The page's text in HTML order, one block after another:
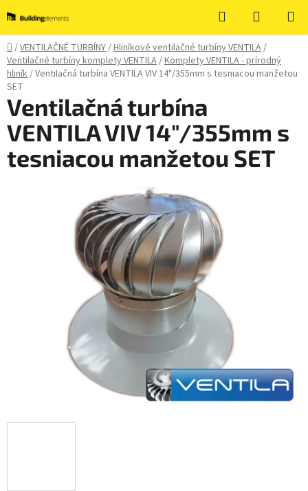
na
obsah
Hľadať
KOŠÍK
Domov
/VENTILAČNÉ TURBÍNY/Hliníkové ventilačné turbíny VENTILA/
Ventilačné turbíny komplety VENTILA/Komplety VENTILA - prírodný
hliník/Ventilačná turbína VENTILA VIV 14"/355mm s tesniacou manžetou
SET
Ventilačná turbína
VENTILA VIV 14"/355mm s
tesniacou manžetou SET